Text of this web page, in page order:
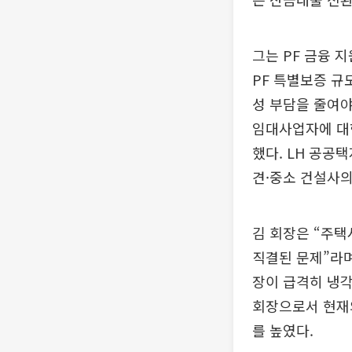
그는 PF 금융
PF 특별보증 규
성 부담을 줄여
임대사업자에
했다. LH 공공
견·중소 건설사
김 회장은 “주
직결된 문제”라
장이 급격히 냉
회장으로서 현
를 높였다.